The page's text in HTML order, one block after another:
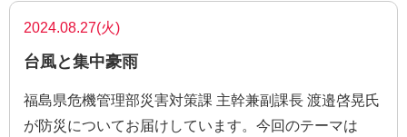
2024.08.27(火)
台風と集中豪雨
福島県危機管理部災害対策課 主幹兼副課長 渡邉啓晃氏
が防災についてお届けしています。今回のテーマは